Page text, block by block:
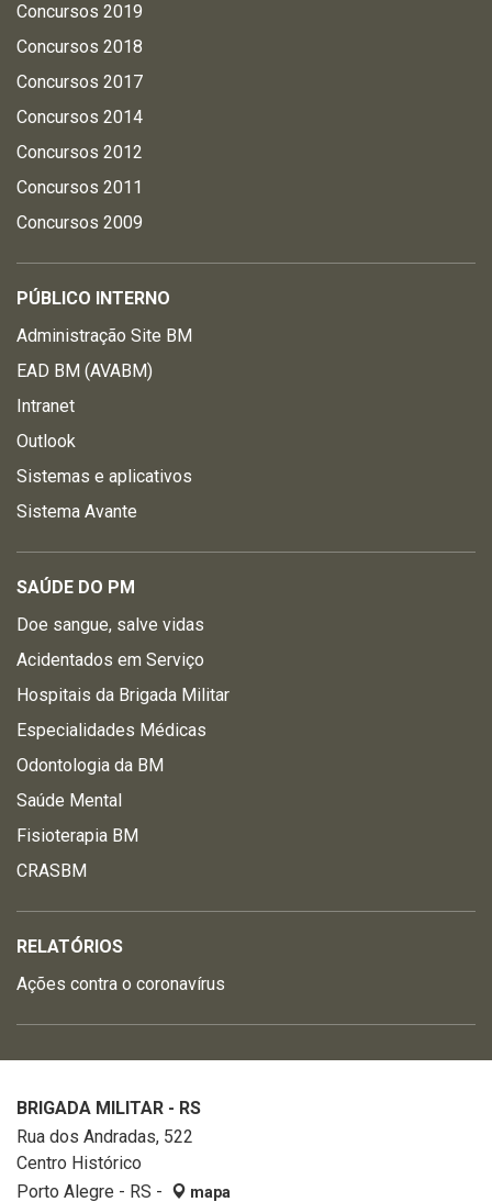
Concursos 2019
Concursos 2018
Concursos 2017
Concursos 2014
Concursos 2012
Concursos 2011
Concursos 2009
PÚBLICO INTERNO
Administração Site BM
EAD BM (AVABM)
Intranet
Outlook
Sistemas e aplicativos
Sistema Avante
SAÚDE DO PM
Doe sangue, salve vidas
Acidentados em Serviço
Hospitais da Brigada Militar
Especialidades Médicas
Odontologia da BM
Saúde Mental
Fisioterapia BM
CRASBM
RELATÓRIOS
Ações contra o coronavírus
BRIGADA MILITAR - RS
Rua dos Andradas, 522
Centro Histórico
Porto Alegre - RS -
mapa